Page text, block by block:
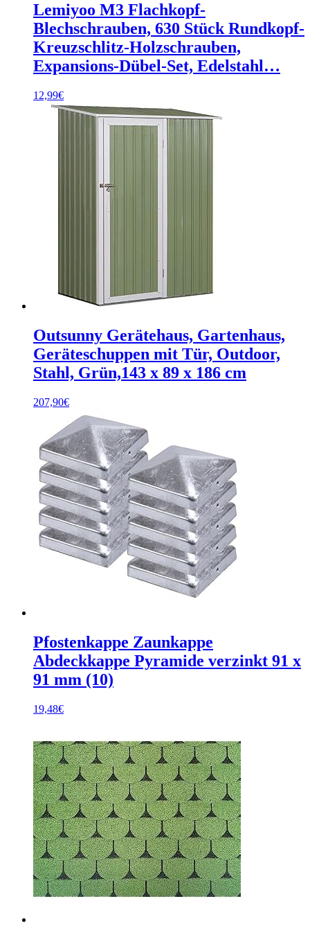
Lemiyoo M3 Flachkopf-
Blechschrauben, 630 Stück Rundkopf-
Kreuzschlitz-Holzschrauben,
Expansions-Dübel-Set, Edelstahl…
12,99€
Outsunny Gerätehaus, Gartenhaus,
Geräteschuppen mit Tür, Outdoor,
Stahl, Grün,143 x 89 x 186 cm
207,90€
Pfostenkappe Zaunkappe
Abdeckkappe Pyramide verzinkt 91 x
91 mm (10)
19,48€